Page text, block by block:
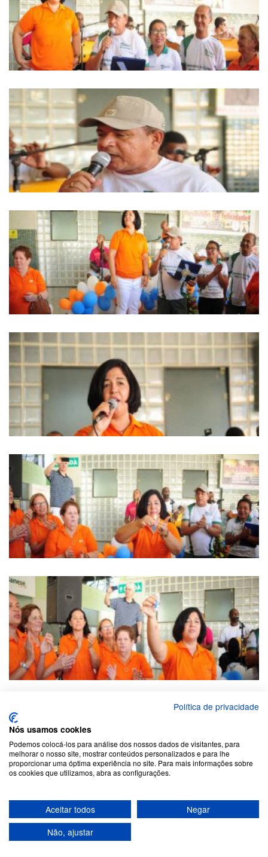
Política de privacidade
Nós usamos cookies
Podemos colocá-los para análise dos nossos dados de visitantes, para
melhorar o nosso site, mostrar conteúdos personalizados e para lhe
proporcionar uma óptima experiência no site. Para mais informações sobre
os cookies que utilizamos, abra as configurações.
Aceitar todos
Negar
Não, ajustar